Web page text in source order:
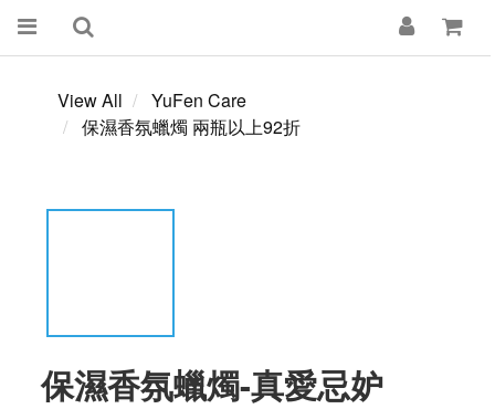
View All
YuFen Care
保濕香氛蠟燭 兩瓶以上92折
保濕香氛蠟燭-真愛忌妒